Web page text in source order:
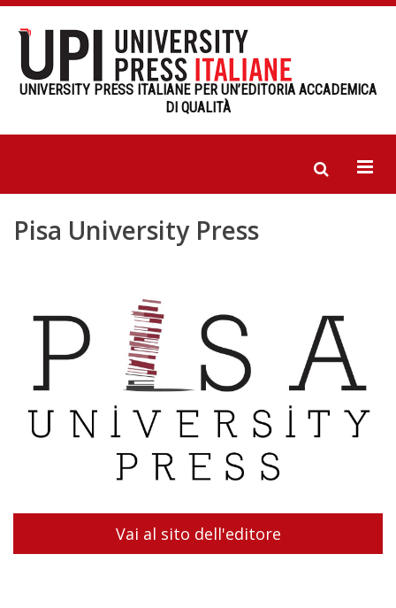
UNIVERSITY PRESS ITALIANE PER UN’EDITORIA ACCADEMICA
DI QUALITÀ
Pisa University Press
Vai al sito dell'editore